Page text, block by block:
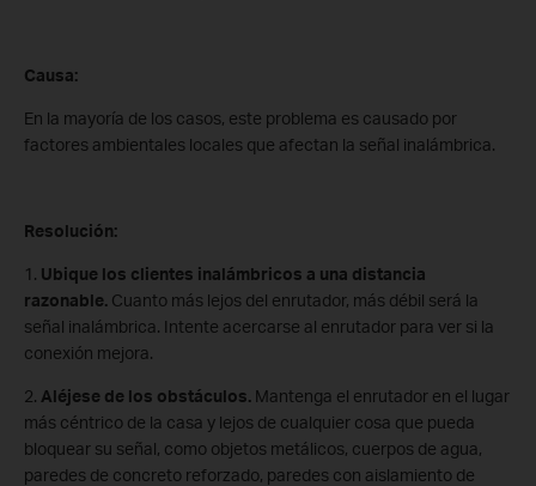
Causa:
En la mayoría de los casos, este problema es causado por
factores ambientales locales que afectan la señal inalámbrica.
Resolución:
1. Ubique los clientes inalámbricos a una distancia
razonable. Cuanto más lejos del enrutador, más débil será la
señal inalámbrica. Intente acercarse al enrutador para ver si la
conexión mejora.
2. Aléjese de los obstáculos. Mantenga el enrutador en el lugar
más céntrico de la casa y lejos de cualquier cosa que pueda
bloquear su señal, como objetos metálicos, cuerpos de agua,
paredes de concreto reforzado, paredes con aislamiento de